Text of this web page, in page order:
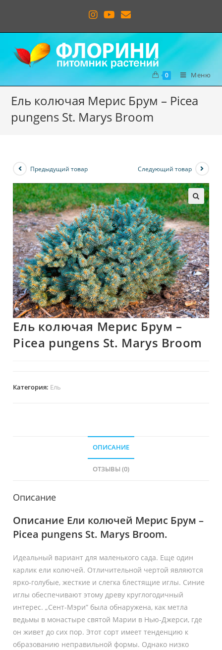
0 Меню
Ель колючая Мерис Брум – Picea
pungens St. Marys Broom
Предыдущий товар Следующий товар
🔍
Ель колючая Мерис Брум –
Picea pungens St. Marys Broom
Категория: Ель
ОПИСАНИЕ
ОТЗЫВЫ (0)
Описание
Описание Ели колючей Мерис Брум –
Picea pungens St. Marys Broom.
Идеальный вариант для маленького сада. Еще один
карлик ели колючей. Отличительной чертой являются
ярко-голубые, жесткие и слегка блестящие иглы. Синие
иглы обеспечивают этому древу круглогодичный
интерес. „Сент-Мэри” была обнаружена, как метла
ведьмы в монастыре святой Марии в Нью-Джерси, где
он живет до сих пор. Этот сорт имеет тенденцию к
образованию неправильной формы. Однако низко